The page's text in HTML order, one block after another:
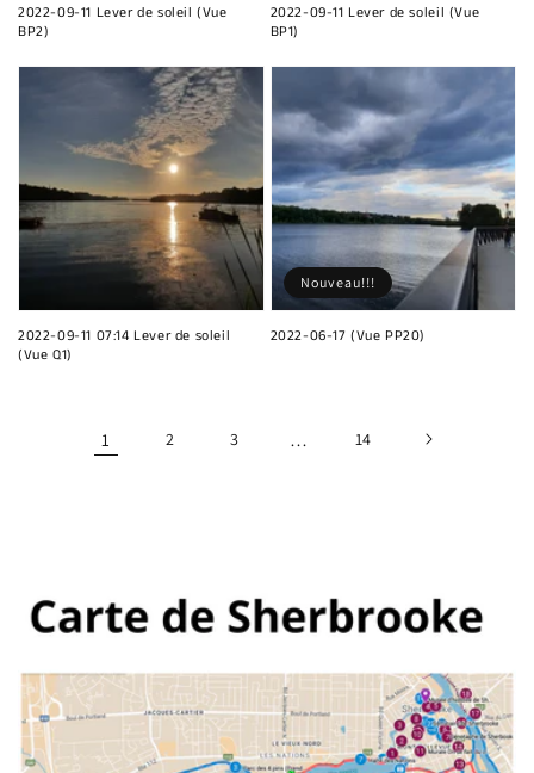
2022-09-11 Lever de soleil (Vue
BP2)
2022-09-11 Lever de soleil (Vue
BP1)
2022-09-11 07:14 Lever de soleil
(Vue Q1)
2022-06-17 (Vue PP20)
Nouveau!!!
1 2 3 … 14